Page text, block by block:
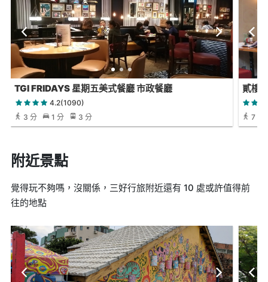
TGI FRIDAYS 星期五美式餐廳 市政餐廳
4.2(1090)
3 分
1 分 3 分
貳樓
7 分
附近景點
覺得玩不夠嗎，沒關係，三好行旅附近還有 10 處或許值得前
往的地點